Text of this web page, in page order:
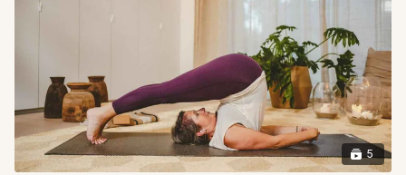
5